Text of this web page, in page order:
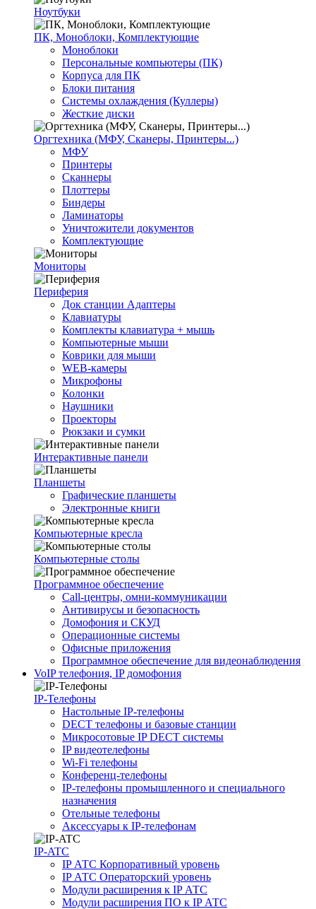
Ноутбуки
ПК, Моноблоки, Комплектующие
Моноблоки
Персональные компьютеры (ПК)
Корпуса для ПК
Блоки питания
Системы охлаждения (Куллеры)
Жесткие диски
Оргтехника (МФУ, Сканеры, Принтеры...)
МФУ
Принтеры
Сканнеры
Плоттеры
Биндеры
Ламинаторы
Уничтожители документов
Комплектующие
Мониторы
Периферия
Док станции Адаптеры
Клавиатуры
Комплекты клавиатура + мышь
Компьютерные мыши
Коврики для мыши
WEB-камеры
Микрофоны
Колонки
Наушники
Проекторы
Рюкзаки и сумки
Интерактивные панели
Планшеты
Графические планшеты
Электронные книги
Компьютерные кресла
Компьютерные столы
Программное обеспечение
Call-центры, омни-коммуникации
Антивирусы и безопасность
Домофония и СКУД
Операционные системы
Офисные приложения
Программное обеспечение для видеонаблюдения
VoIP телефония, IP домофония
IP-Телефоны
Настольные IP-телефоны
DECT телефоны и базовые станции
Микросотовые IP DECT системы
IP видеотелефоны
Wi-Fi телефоны
Конференц-телефоны
IP-телефоны промышленного и специального
назначения
Отельные телефоны
Аксессуары к IP-телефонам
IP-ATC
IP АТС Корпоративный уровень
IP АТС Операторский уровень
Модули расширения к IP АТС
Модули расширения ПО к IP АТС